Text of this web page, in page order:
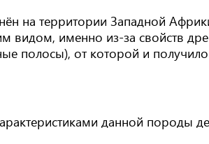
на территории Западной
видом, именно из-за свойств
полосы), от которой и
данной породы